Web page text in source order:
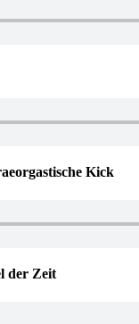
Kick
der Zeit